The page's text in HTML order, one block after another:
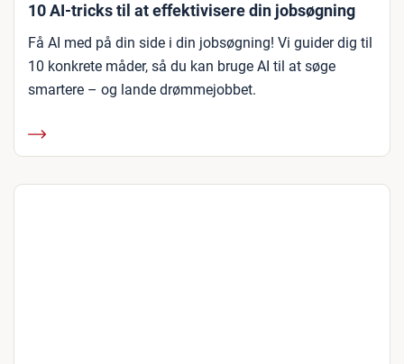
10 AI-tricks til at effektivisere din jobsøgning
Få AI med på din side i din jobsøgning! Vi guider dig til
10 konkrete måder, så du kan bruge AI til at søge
smartere – og lande drømmejobbet.